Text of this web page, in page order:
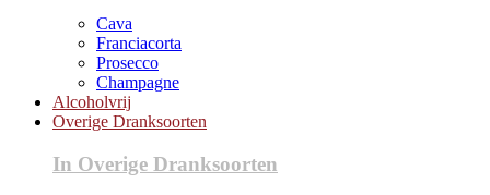
Cava
Franciacorta
Prosecco
Champagne
Alcoholvrij
Overige Dranksoorten
In Overige Dranksoorten